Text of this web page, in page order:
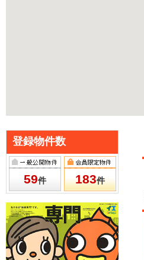
登録物件数
59件 183件